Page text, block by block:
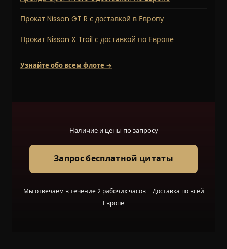
Прокат Nissan GT R с доставкой в Европу
Прокат Nissan X Trail с доставкой по Европе
Узнайте обо всем флоте →
Наличие и цены по запросу
Запрос бесплатной цитаты
Мы отвечаем в течение 2 рабочих часов - Доставка по всей
Европе